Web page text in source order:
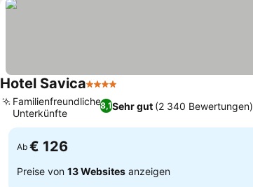
Hotel Savica4 Sterne
8,1Sehr gut (2 340 Bewertungen)
Familienfreundliche
Unterkünfte
Ab € 126
Preise von 13 Websites anzeigen